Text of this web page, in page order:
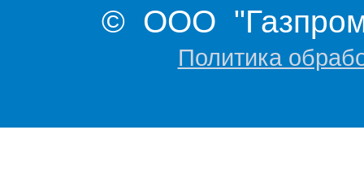
© ООО "Газпром
Политика